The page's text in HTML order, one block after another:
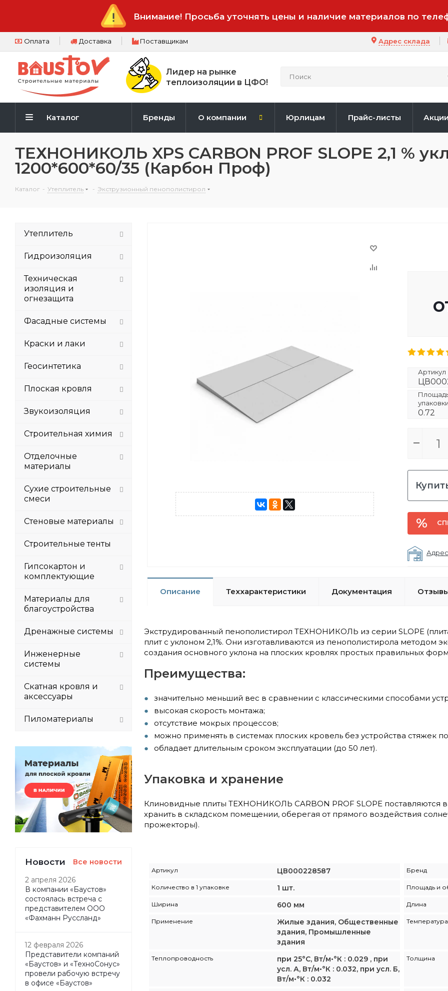
Внимание! Просьба уточнять цены и наличие материалов по
Оплата Доставка Поставщикам Адрес склада
Лидер на рынке
теплоизоляции в ЦФО!
Каталог Бренды О компании Юрлицам Прайс-листы Акции
ТЕХНОНИКОЛЬ XPS CARBON PROF SLOPE 2,1 %
1200*600*60/35 (Карбон Проф)
Каталог - Утеплитель - Экструзионный пенополистирол
Артикул
упаковки
0.72
Описание Теххарактеристики Документация
Экструдированный пенополистирол ТЕХНОНИКОЛЬ из серии SLOPE
плит с уклоном 2,1%. Они изготавливаются из пенополистирола методом
создания основного уклона на плоских кровлях простых правильных
Преимущества:
значительно меньший вес в сравнении с классическими способами
высокая скорость монтажа;
отсутствие мокрых процессов;
можно применять в системах плоских кровель без устройства стяжек
обладает длительным сроком эксплуатации (до 50 лет).
Упаковка и хранение
Клиновидные плиты ТЕХНОНИКОЛЬ CARBON PROF SLOPE поставляются
хранить в складском помещении, оберегая от прямого воздействия
прожекторы).
Артикул ЦВ000228587 Бренд
Количество в 1 упаковке 1 шт. Площадь и
Ширина 600 мм Длина
Применение
Жилые здания, Общественные
здания, Промышленные
здания
Теплопроводность
при 25°С, Вт/м•°К : 0.029 , при
усл. А, Вт/м•°К : 0.032, при усл. Б,
Вт/м•°К : 0.032
Толщина
Утеплитель
Гидроизоляция
Техническая
изоляция и
огнезащита
Фасадные системы
Краски и лаки
Геосинтетика
Плоская кровля
Звукоизоляция
Строительная химия
Отделочные
материалы
Сухие строительные
смеси
Стеновые материалы
Строительные тенты
Гипсокартон и
комплектующие
Материалы для
благоустройства
Дренажные системы
Инженерные
системы
Скатная кровля и
аксессуары
Пиломатериалы
Новости Все новости
2 апреля 2026
В компании «Баустов»
состоялась встреча с
представителем ООО
«Фахманн Руссланд»
12 февраля 2026
Представители компаний
«Баустов» и «ТехноСонус»
провели рабочую встречу
в офисе «Баустов»